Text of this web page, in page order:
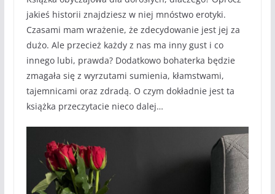
jakieś historii znajdziesz w niej mnóstwo erotyki.
Czasami mam wrażenie, że zdecydowanie jest jej za
dużo. Ale przecież każdy z nas ma inny gust i co
innego lubi, prawda? Dodatkowo bohaterka będzie
zmagała się z wyrzutami sumienia, kłamstwami,
tajemnicami oraz zdradą. O czym dokładnie jest ta
książka przeczytacie nieco dalej…